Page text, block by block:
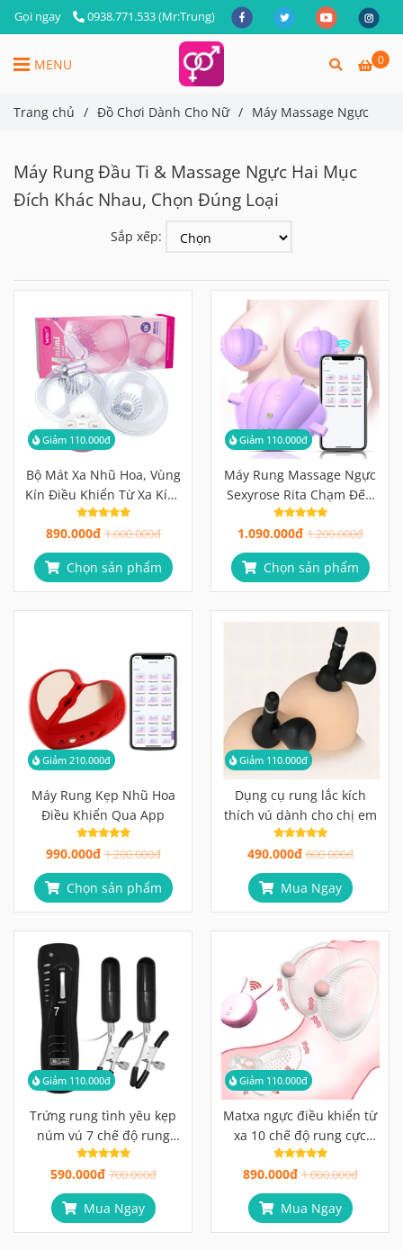
Gọi ngay 0938.771.533 (Mr:Trung)
0
MENU
Trang chủ / Đồ Chơi Dành Cho Nữ / Máy Massage Ngực
Máy Rung Đầu Ti & Massage Ngực Hai Mục
Đích Khác Nhau, Chọn Đúng Loại
Sắp xếp:
Giảm 110.000đ
Bộ Mát Xa Nhũ Hoa, Vùng
Kín Điều Khiển Từ Xa Kích
Thích Đồng Thời, Trọn
Vẹn Cảm Xúc Đôi Ta
890.000đ 1.000.000đ
Chọn sản phẩm
Giảm 110.000đ
Máy Rung Massage Ngực
Sexyrose Rita Chạm Đến
Cảm Xúc Dù Cách Xa
Ngàn Dặm
1.090.000đ 1.200.000đ
Chọn sản phẩm
Giảm 210.000đ
Máy Rung Kẹp Nhũ Hoa
Điều Khiển Qua App
990.000đ 1.200.000đ
Chọn sản phẩm
Giảm 110.000đ
Dụng cụ rung lắc kích
thích vú dành cho chị em
490.000đ 600.000đ
Mua Ngay
Giảm 110.000đ
Trứng rung tình yêu kẹp
núm vú 7 chế độ rung
siêu phê
590.000đ 700.000đ
Mua Ngay
Giảm 110.000đ
Matxa ngực điều khiển từ
xa 10 chế độ rung cực
mạnh
890.000đ 1.000.000đ
Mua Ngay